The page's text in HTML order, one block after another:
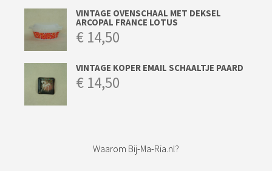
VINTAGE OVENSCHAAL MET DEKSEL
ARCOPAL FRANCE LOTUS
€ 14,50
VINTAGE KOPER EMAIL SCHAALTJE PAARD
€ 14,50
Waarom Bij-Ma-Ria.nl?